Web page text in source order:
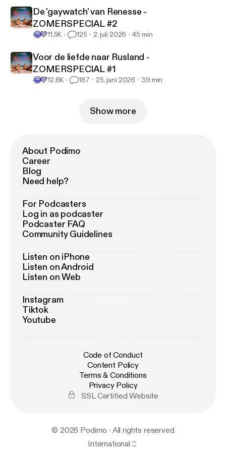
De 'gaywatch' van Renesse -
ZOMERSPECIAL #2
😂💜11.5K 125 2. juli 2026 45 min
Voor de liefde naar Rusland -
ZOMERSPECIAL #1
😂💜12.8K 187 25. juni 2026 39 min
Show more
About Podimo
Career
Blog
Need help?
For Podcasters
Log in as podcaster
Podcaster FAQ
Community Guidelines
Listen on iPhone
Listen on Android
Listen on Web
Instagram
Tiktok
Youtube
Code of Conduct
Content Policy
Terms & Conditions
Privacy Policy
SSL Certified Website
© 2026 Podimo · All rights reserved
International